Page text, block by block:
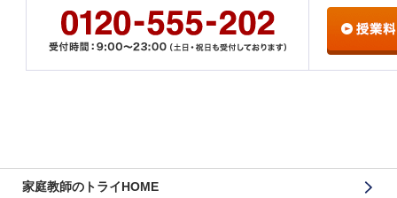
家庭教師のトライHOME